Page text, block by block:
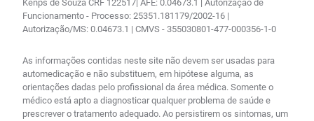
Kenps de Souza CRF 122517| AFE: 0.04673.1 | Autorização de
Funcionamento - Processo: 25351.181179/2002-16 |
Autorização/MS: 0.04673.1 | CMVS - 355030801-477-000356-1-0
As informações contidas neste site não devem ser usadas para
automedicação e não substituem, em hipótese alguma, as
orientações dadas pelo profissional da área médica. Somente o
médico está apto a diagnosticar qualquer problema de saúde e
prescrever o tratamento adequado. Ao persistirem os sintomas, um